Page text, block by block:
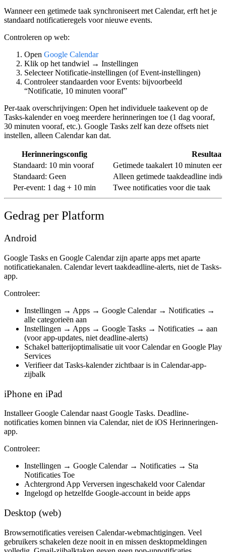
Wanneer een getimede taak synchroniseert met Calendar, erft het je
standaard notificatieregels voor nieuwe events.
Controleren op web:
Open Google Calendar
Klik op het tandwiel → Instellingen
SelecteerNotificatie-instellingen (ofEvent-instellingen)
Controleer standaarden voorEvents: bijvoorbeeld
“Notificatie, 10 minuten vooraf”
Per-taak overschrijvingen: Open het individuele taakevent op de
Tasks-kalender en voeg meerdere herinneringen toe (1 dag vooraf,
30 minuten vooraf, etc.). Google Tasks zelf kan deze offsets niet
instellen, alleen Calendar kan dat.
Herinneringsconfig
Resultaat
Standaard: 10 min vooraf
Getimede taakalert 10 minuten
Standaard: Geen
Alleen getimede taakdeadline
Per-event: 1 dag + 10 min
Twee notificaties voor die taak
Gedrag per Platform
Android
Google Tasks en Google Calendar zijn aparte apps met aparte
notificatiekanalen. Calendarlevert taakdeadline-alerts, niet de Tasks-
app.
Controleer:
Instellingen → Apps → Google Calendar→ Notificaties →
alle categorieën aan
Instellingen → Apps → Google Tasks → Notificaties → aan
(voor app-updates, niet deadline-alerts)
Schakel batterijoptimalisatie uit voor Calendar en Google Play
Services
Verifieer dat Tasks-kalender zichtbaar is in Calendar-app-
zijbalk
iPhone en iPad
InstalleerGoogle Calendarnaast Google Tasks. Deadline-
notificaties komen binnen via Calendar, niet de iOS Herinneringen-
app.
Controleer:
Instellingen → Google Calendar→ Notificaties → Sta
Notificaties Toe
Achtergrond App Verversen ingeschakeld voor Calendar
Ingelogd op hetzelfde Google-account in beide apps
Desktop (web)
Browsernotificaties vereisen Calendar-webmachtigingen. Veel
gebruikers schakelen deze nooit in en missen desktopmeldingen